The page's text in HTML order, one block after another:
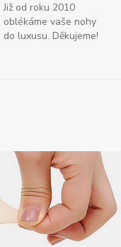
Již od roku 2010
oblékáme vaše nohy
do luxusu. Děkujeme!